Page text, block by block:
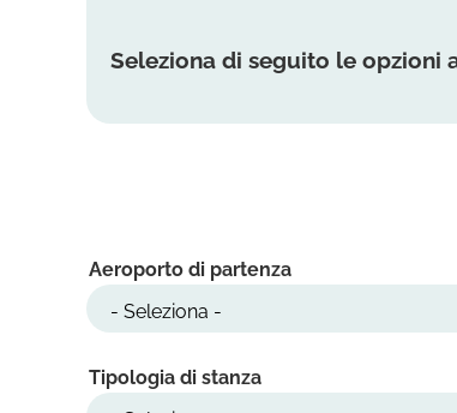
Seleziona di seguito le opzioni
Aeroporto di partenza
Tipologia di stanza